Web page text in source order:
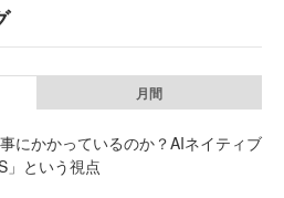
月間
にかかっているのか？AIネイティブ
」という視点